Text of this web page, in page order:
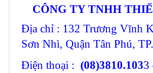
CÔNG TY TNHH
Địa chỉ : 132 Trương Vĩnh
Sơn Nhì, Quận Tân Phú,
Điện thoại : (08)3810.1033